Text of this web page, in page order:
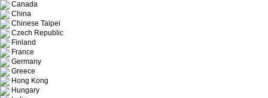
Canada
China
Chinese Taipei
Czech Republic
Finland
France
Germany
Greece
Hong Kong
Hungary